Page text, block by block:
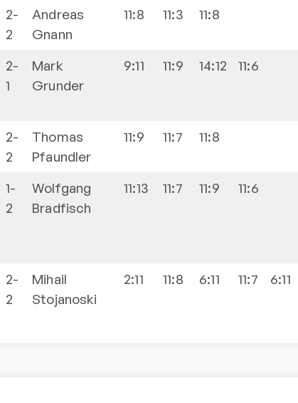
2-
2
Andreas
Gnann
11:8 11:3 11:8
2-
1
Mark
Grunder
9:11 11:9 14:12 11:6
2-
2
Thomas
Pfaundler
11:9 11:7 11:8
1-
2
Wolfgang
Bradfisch
11:13 11:7 11:9 11:6
2-
2
Mihail
Stojanoski
2:11 11:8 6:11 11:7 6:11